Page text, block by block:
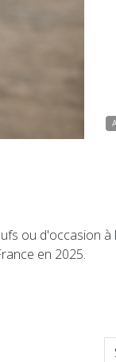
ou d'occasion à
en 2025.